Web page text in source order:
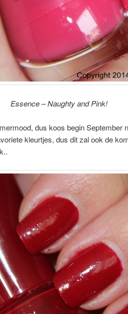
Essence – Naughty and Pink!
dus koos begin September
kleurtjes, dus dit zal ook de